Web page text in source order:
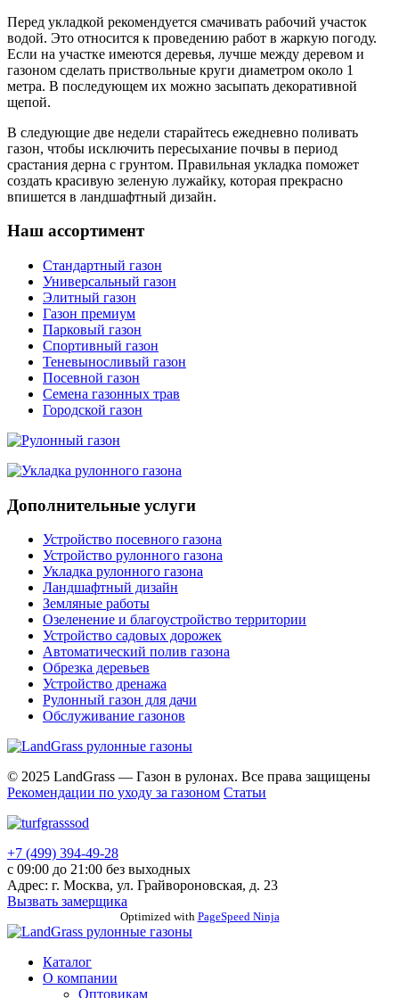
Перед укладкой рекомендуется смачивать рабочий участок
водой. Это относится к проведению работ в жаркую погоду.
Если на участке имеются деревья, лучше между деревом и
газоном сделать приствольные круги диаметром около 1
метра. В последующем их можно засыпать декоративной
щепой.
В следующие две недели старайтесь ежедневно поливать
газон, чтобы исключить пересыхание почвы в период
срастания дерна с грунтом. Правильная укладка поможет
создать красивую зеленую лужайку, которая прекрасно
впишется в ландшафтный дизайн.
Наш ассортимент
Стандартный газон
Универсальный газон
Элитный газон
Газон премиум
Парковый газон
Спортивный газон
Теневыносливый газон
Посевной газон
Семена газонных трав
Городской газон
Дополнительные услуги
Устройство посевного газона
Устройство рулонного газона
Укладка рулонного газона
Ландшафтный дизайн
Земляные работы
Озеленение и благоустройство территории
Устройство садовых дорожек
Автоматический полив газона
Обрезка деревьев
Устройство дренажа
Рулонный газон для дачи
Обслуживание газонов
© 2025 LandGrass — Газон в рулонах. Все права защищены
Рекомендации по уходу за газоном Статьи
+7 (499) 394-49-28
с 09:00 до 21:00 без выходных
Адрес: г. Москва, ул. Грайвороновская, д. 23
Вызвать замерщика
вверх
Optimized with PageSpeed Ninja
Каталог
О компании
Оптовикам